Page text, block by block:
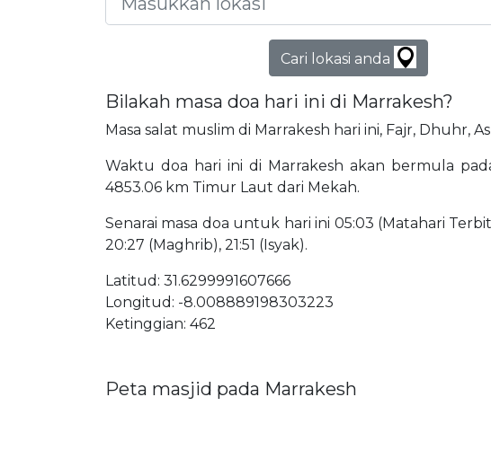
Cari lokasi anda
Bilakah masa doa hari ini di Marrakesh?
Masa salat muslim di Marrakesh hari ini, Fajr, Dhuhr,
Waktu doa hari ini di Marrakesh akan bermula
4853.06 km Timur Laut dari Mekah.
Senarai masa doa untuk hari ini 05:03 (Matahari
20:27 (Maghrib), 21:51 (Isyak).
Latitud: 31.6299991607666
Longitud: -8.008889198303223
Ketinggian: 462
Peta masjid pada Marrakesh